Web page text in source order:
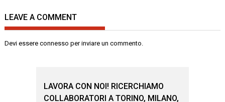
LEAVE A COMMENT
Devi essereconnesso per inviare un commento.
LAVORA CON NOI! RICERCHIAMO
COLLABORATORI A TORINO, MILANO,